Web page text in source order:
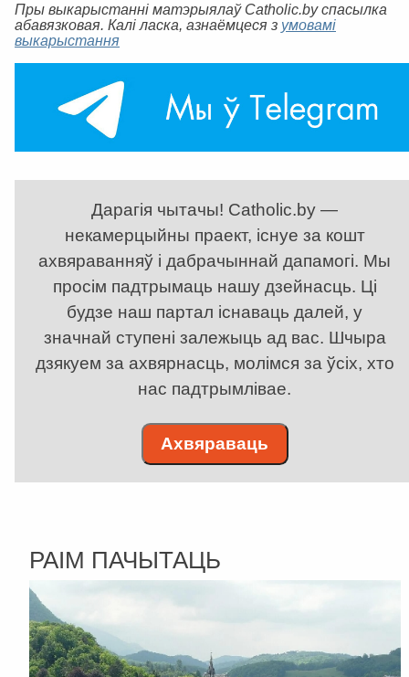
Пры выкарыстанні матэрыялаў Catholic.by спасылка
абавязковая. Калі ласка, азнаёмцеся з умовамі
выкарыстання
Дарагія чытачы! Catholic.by —
некамерцыйны праект, існуе за кошт
ахвяраванняў і дабрачыннай дапамогі. Мы
просім падтрымаць нашу дзейнасць. Ці
будзе наш партал існаваць далей, у
значнай ступені залежыць ад вас. Шчыра
дзякуем за ахвярнасць, молімся за ўсіх, хто
нас падтрымлівае.
Ахвяраваць
РАІМ ПАЧЫТАЦЬ